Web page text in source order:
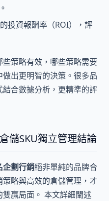
投資報酬率（ROI），評
策略有效，哪些策略需要
出更明智的決策。很多品
結合數據分析，更精準的評
儲SKU獨立管理結論
企劃行銷絕非單純的品牌合
略與高效的倉儲管理，才
贏局面。 本文詳細闡述